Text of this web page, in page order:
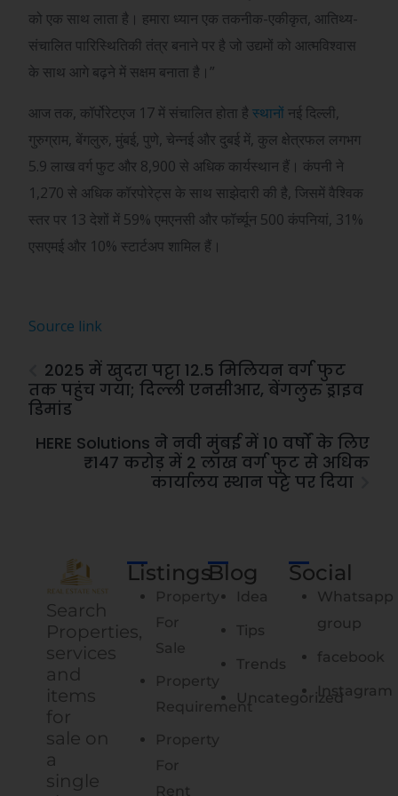
को एक साथ लाता है। हमारा ध्यान एक तकनीक-एकीकृत, आतिथ्य-
संचालित पारिस्थितिकी तंत्र बनाने पर है जो उद्यमों को आत्मविश्वास
के साथ आगे बढ़ने में सक्षम बनाता है।”
आज तक, कॉर्पोरेटएज 17 में संचालित होता हैस्थानोंनई दिल्ली,
गुरुग्राम, बेंगलुरु, मुंबई, पुणे, चेन्नई और दुबई में, कुल क्षेत्रफल लगभग
5.9 लाख वर्ग फुट और 8,900 से अधिक कार्यस्थान हैं। कंपनी ने
1,270 से अधिक कॉरपोरेट्स के साथ साझेदारी की है, जिसमें वैश्विक
स्तर पर 13 देशों में 59% एमएनसी और फॉर्च्यून 500 कंपनियां, 31%
एसएमई और 10% स्टार्टअप शामिल हैं।
Source link
2025 में खुदरा पट्टा 12.5 मिलियन वर्ग फुट
तक पहुंच गया; दिल्ली एनसीआर, बेंगलुरु ड्राइव
डिमांड
HERE Solutions ने नवी मुंबई में 10 वर्षों के लिए
₹147 करोड़ में 2 लाख वर्ग फुट से अधिक
कार्यालय स्थान पट्टे पर दिया
Search
Properties,
services
and
items
for
sale on
a
single
Listings
Property
For
Sale
Property
Requirement
Property
For
Rent
Blog
Idea
Tips
Trends
Uncategorized
Social
Whatsapp
group
facebook
Instagram